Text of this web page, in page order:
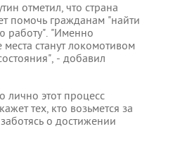
отметил, что страна
помочь гражданам "найти
работу". "Именно
станут локомотивом
- добавил
лично этот процесс
тех, кто возьмется за
о достижении